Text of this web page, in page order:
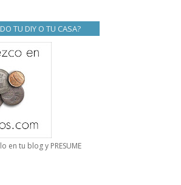
TU DIY O TU CASA?
en tu blog y PRESUME